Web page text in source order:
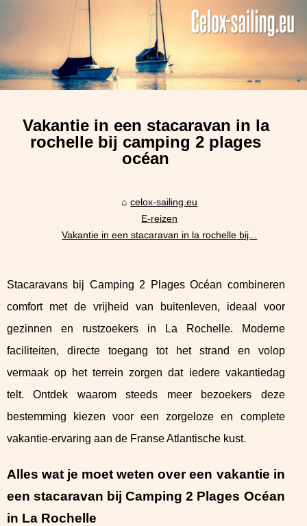
Vakantie in een stacaravan in la
rochelle bij camping 2 plages
océan
celox-sailing.eu
E-reizen
Vakantie in een stacaravan in la rochelle bij...
Stacaravans bij Camping 2 Plages Océan combineren
comfort met de vrijheid van buitenleven, ideaal voor
gezinnen en rustzoekers in La Rochelle. Moderne
faciliteiten, directe toegang tot het strand en volop
vermaak op het terrein zorgen dat iedere vakantiedag
telt. Ontdek waarom steeds meer bezoekers deze
bestemming kiezen voor een zorgeloze en complete
vakantie-ervaring aan de Franse Atlantische kust.
Alles wat je moet weten over een vakantie in
een stacaravan bij Camping 2 Plages Océan
in La Rochelle